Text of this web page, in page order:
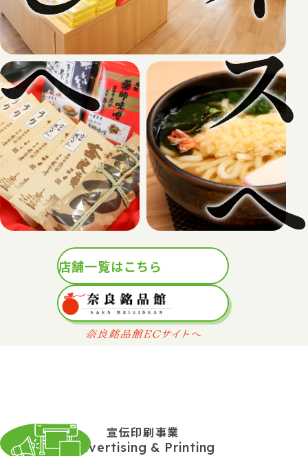
店舗一覧はこちら
宣伝印刷事業
Advertising & Printing